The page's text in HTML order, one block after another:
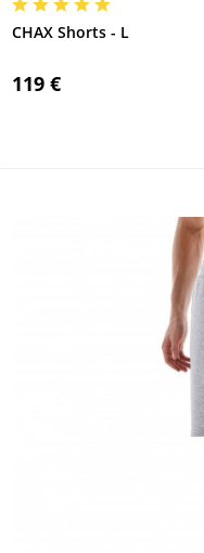
CHAX Shorts - L
119 €